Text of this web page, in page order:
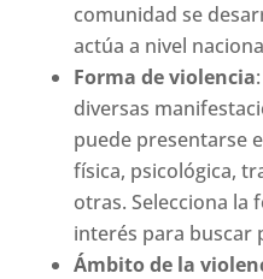
comunidad se
actúa a nivel
Forma de violencia
diversas
puede presentarse
física, psicológica,
otras. Selecciona la
interés para buscar
Ámbito de la